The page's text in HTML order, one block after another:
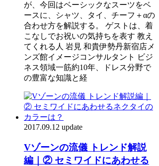
が、今回はベーシックなスーツをベ
ースに、シャツ、タイ、チーフ＋αの
合わせ方を解説する。 ゲストは、着
こなしでお祝いの気持ちを表す 教え
てくれる人 岩見 和貴伊勢丹新宿店メ
ンズ館イメージコンサルタント ビジ
ネス領域一筋約10年、ドレス分野で
の豊富な知識と経
2017.09.12 update
Vゾーンの流儀 トレンド解説
編｜② セミワイドにあわせる